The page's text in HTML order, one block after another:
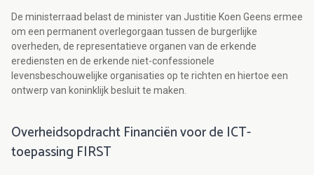
De ministerraad belast de minister van Justitie Koen Geens ermee
om een permanent overlegorgaan tussen de burgerlijke
overheden, de representatieve organen van de erkende
erediensten en de erkende niet-confessionele
levensbeschouwelijke organisaties op te richten en hiertoe een
ontwerp van koninklijk besluit te maken.
Overheidsopdracht Financiën voor de ICT-
toepassing FIRST